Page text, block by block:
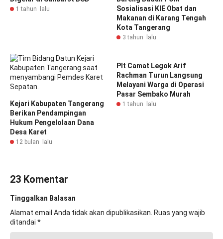
1 tahun lalu
Sosialisasi KIE Obat dan
Makanan di Karang Tengah
Kota Tangerang
3 tahun lalu
Kejari Kabupaten Tangerang
Berikan Pendampingan
Hukum Pengelolaan Dana
Desa Karet
12 bulan lalu
Plt Camat Legok Arif
Rachman Turun Langsung
Melayani Warga di Operasi
Pasar Sembako Murah
1 tahun lalu
23 Komentar
Tinggalkan Balasan
Alamat email Anda tidak akan dipublikasikan. Ruas yang wajib
ditandai *